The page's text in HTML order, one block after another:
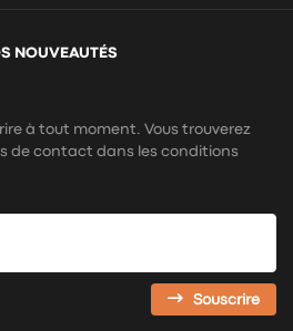
NOUVEAUTÉS
à tout moment. Vous trouverez
de contact dans les conditions
Souscrire